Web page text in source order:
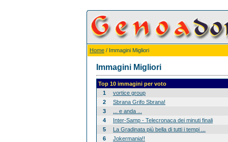
Home / Immagini Migliori
Immagini Migliori
Top 10 immagini per voto
1
vortice group
2
Sbrana Grifo Sbrana!
3
... e anda ...
4
Inter-Samp - Telecronaca dei minuti finali
5
La Gradinata più bella di tutti i tempi ...
6
Jokermania!!